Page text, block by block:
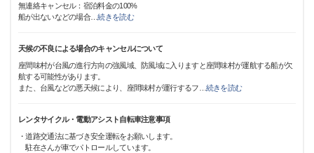
無連絡キャンセル：宿泊料金の100%
船が出ないなどの場合…続きを読む
天候の不良による場合のキャンセルについて
座間味村が台風の進行方向の強風域、防風域に入りますと座間味村が運航する船が欠
航する可能性があります。
また、台風などの悪天候により、座間味村が運行するフ
続きを読む
レンタサイクル・電動アシスト自転車注意事項
・道路交通法に基づき安全運転をお願いします。
駐在さんが車でパトロールしています。